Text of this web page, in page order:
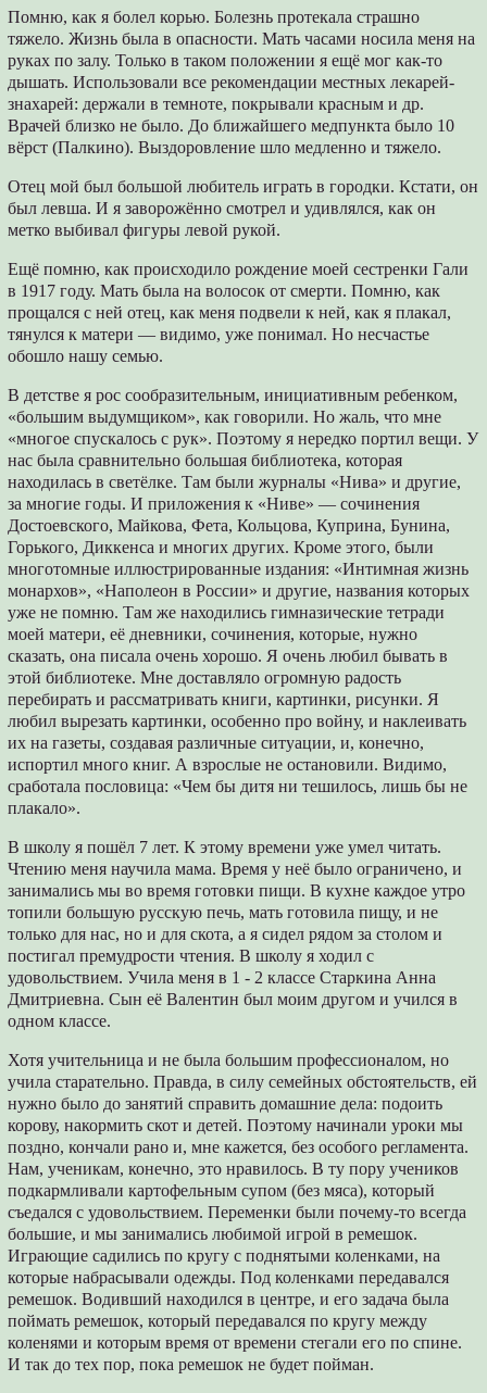
Помню, как я болел корью. Болезнь протекала страшно
тяжело. Жизнь была в опасности. Мать часами носила меня на
руках по залу. Только в таком положении я ещё мог как-то
дышать. Использовали все рекомендации местных лекарей-
знахарей: держали в темноте, покрывали красным и др.
Врачей близко не было. До ближайшего медпункта было 10
вёрст (Палкино). Выздоровление шло медленно и тяжело.
Отец мой был большой любитель играть в городки. Кстати, он
был левша. И я заворожённо смотрел и удивлялся, как он
метко выбивал фигуры левой рукой.
Ещё помню, как происходило рождение моей сестренки Гали
в 1917 году. Мать была на волосок от смерти. Помню, как
прощался с ней отец, как меня подвели к ней, как я плакал,
тянулся к матери — видимо, уже понимал. Но несчастье
обошло нашу семью.
В детстве я рос сообразительным, инициативным ребенком,
«большим выдумщиком», как говорили. Но жаль, что мне
«многое спускалось с рук». Поэтому я нередко портил вещи. У
нас была сравнительно большая библиотека, которая
находилась в светёлке. Там были журналы «Нива» и другие,
за многие годы. И приложения к «Ниве» — сочинения
Достоевского, Майкова, Фета, Кольцова, Куприна, Бунина,
Горького, Диккенса и многих других. Кроме этого, были
многотомные иллюстрированные издания: «Интимная жизнь
монархов», «Наполеон в России» и другие, названия которых
уже не помню. Там же находились гимназические тетради
моей матери, её дневники, сочинения, которые, нужно
сказать, она писала очень хорошо. Я очень любил бывать в
этой библиотеке. Мне доставляло огромную радость
перебирать и рассматривать книги, картинки, рисунки. Я
любил вырезать картинки, особенно про войну, и наклеивать
их на газеты, создавая различные ситуации, и, конечно,
испортил много книг. А взрослые не остановили. Видимо,
сработала пословица: «Чем бы дитя ни тешилось, лишь бы не
плакало».
В школу я пошёл 7 лет. К этому времени уже умел читать.
Чтению меня научила мама. Время у неё было ограничено, и
занимались мы во время готовки пищи. В кухне каждое утро
топили большую русскую печь, мать готовила пищу, и не
только для нас, но и для скота, а я сидел рядом за столом и
постигал премудрости чтения. В школу я ходил с
удовольствием. Учила меня в 1 - 2 классе Старкина Анна
Дмитриевна. Сын её Валентин был моим другом и учился в
одном классе.
Хотя учительница и не была большим профессионалом, но
учила старательно. Правда, в силу семейных обстоятельств, ей
нужно было до занятий справить домашние дела: подоить
корову, накормить скот и детей. Поэтому начинали уроки мы
поздно, кончали рано и, мне кажется, без особого регламента.
Нам, ученикам, конечно, это нравилось. В ту пору учеников
подкармливали картофельным супом (без мяса), который
съедался с удовольствием. Переменки были почему-то всегда
большие, и мы занимались любимой игрой в ремешок.
Играющие садились по кругу с поднятыми коленками, на
которые набрасывали одежды. Под коленками передавался
ремешок. Водивший находился в центре, и его задача была
поймать ремешок, который передавался по кругу между
коленями и которым время от времени стегали его по спине.
И так до тех пор, пока ремешок не будет пойман.